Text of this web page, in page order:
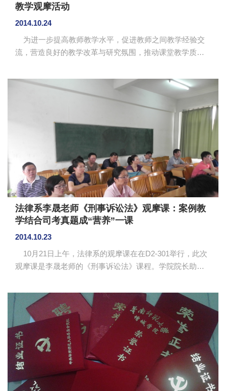
教学观摩活动
2014.10.24
为进一步提高教师教学水平，促进教师之间教学经验交
流，营造良好的教学改革与研究氛围，推动课堂教学质量
部主任郑维铭教授、副主任权麟春，教学处、督导委及思
政部部分教师观摩了思政部王相东老师主讲的《马克思主
义基本原理概论》课第二章“认识的本质及其发展规律”中
的“价值和真理在实践中的辩证统一关系”。王老师首先对上
节课的内容进行了复习回顾，然后让学生带着思考题听
课，重点讲解了价值与...
法律系李晟老师《刑事诉讼法》观摩课：案例教
学结合司考真题成“营养”一课
2014.10.23
10月21日上午，法律系的观摩课在在D2-301举行，此次
观摩课是李晟老师的《刑事诉讼法》课程。学院院长助
文椿、法律系党总支书记陈秀图和法律系多位教师参加了
本次公开课。 本次课程内容为刑事诉讼管辖。李晟老师
简要地回顾了上次课的内容，通过复习题检查学生对知识
的掌握程度。李老师治学严谨，课前准备充分，授课重难
点突出，通过引入李天一案、三鹿奶粉案、许霆案使学生
对级别管辖有了清晰的认识。通过将司法考试真题引入课
堂，引导学生解答并进...